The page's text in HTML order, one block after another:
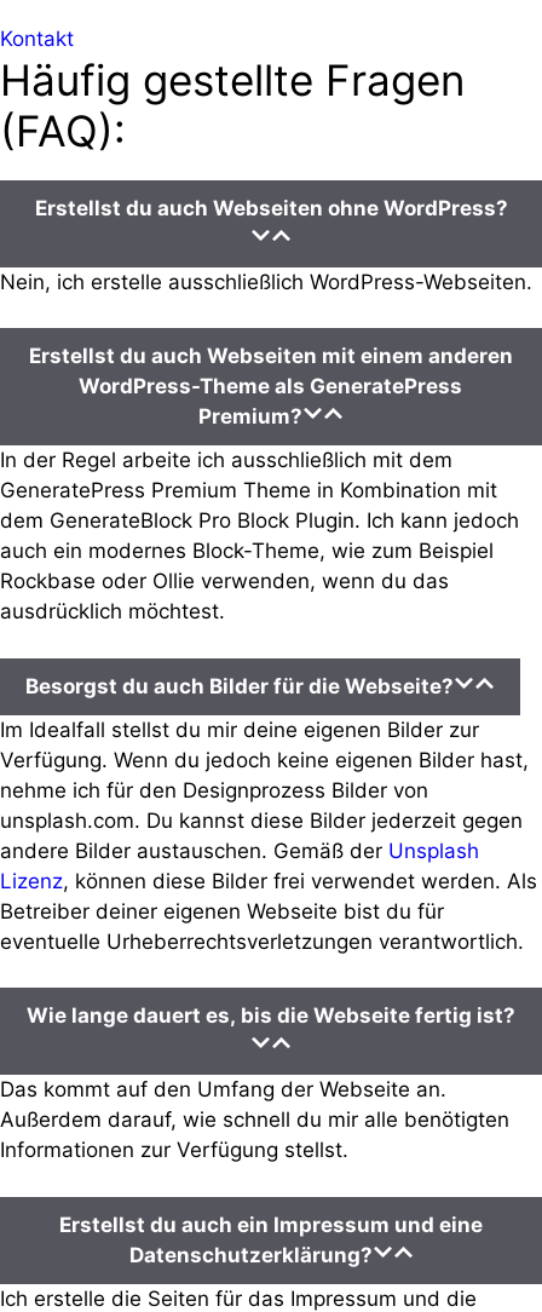
Kontakt
Häufig gestellte Fragen
(FAQ):
Erstellst du auch Webseiten ohne WordPress?
Nein, ich erstelle ausschließlich WordPress-Webseiten.
Erstellst du auch Webseiten mit einem anderen
WordPress-Theme als GeneratePress
Premium?
In der Regel arbeite ich ausschließlich mit dem
GeneratePress Premium Theme in Kombination mit
dem GenerateBlock Pro Block Plugin. Ich kann jedoch
auch ein modernes Block-Theme, wie zum Beispiel
Rockbase oder Ollie verwenden, wenn du das
ausdrücklich möchtest.
Besorgst du auch Bilder für die Webseite?
Im Idealfall stellst du mir deine eigenen Bilder zur
Verfügung. Wenn du jedoch keine eigenen Bilder hast,
nehme ich für den Designprozess Bilder von
unsplash.com. Du kannst diese Bilder jederzeit gegen
andere Bilder austauschen. Gemäß der Unsplash
Lizenz, können diese Bilder frei verwendet werden. Als
Betreiber deiner eigenen Webseite bist du für
eventuelle Urheberrechtsverletzungen verantwortlich.
Wie lange dauert es, bis die Webseite fertig ist?
Das kommt auf den Umfang der Webseite an.
Außerdem darauf, wie schnell du mir alle benötigten
Informationen zur Verfügung stellst.
Erstellst du auch ein Impressum und eine
Datenschutzerklärung?
Ich erstelle die Seiten für das Impressum und die